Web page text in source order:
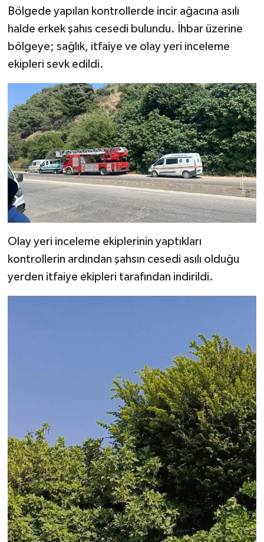
Bölgede yapılan kontrollerde incir ağacına asılı
halde erkek şahıs cesedi bulundu. İhbar üzerine
bölgeye; sağlık, itfaiye ve olay yeri inceleme
ekipleri sevk edildi.
Olay yeri inceleme ekiplerinin yaptıkları
kontrollerin ardından şahsın cesedi asılı olduğu
yerden itfaiye ekipleri tarafından indirildi.